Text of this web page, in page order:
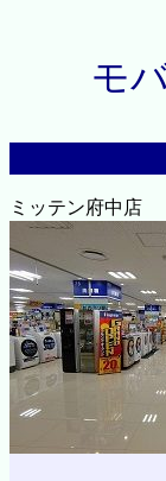
モ
ミッテン府中店